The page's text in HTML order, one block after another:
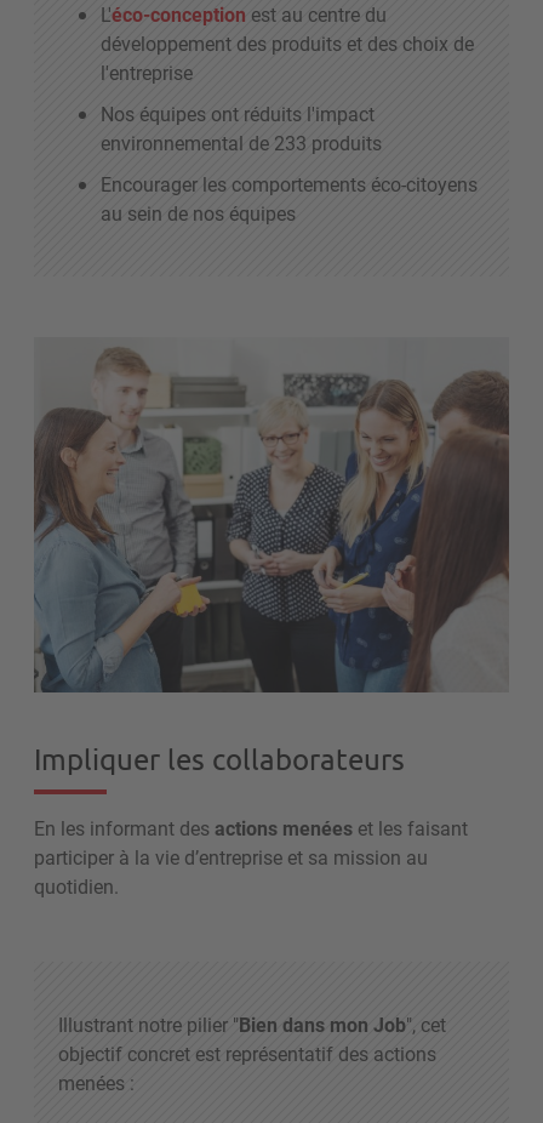
L'éco-conception est au centre du
développement des produits et des choix de
l'entreprise
Nos équipes ont réduits l'impact
environnemental de 233 produits
Encourager les comportements éco-citoyens
au sein de nos équipes
Impliquer les collaborateurs
En les informant des actions menées et les faisant
participer à la vie d’entreprise et sa mission au
quotidien.
Illustrant notre pilier "Bien dans mon Job", cet
objectif concret est représentatif des actions
menées :